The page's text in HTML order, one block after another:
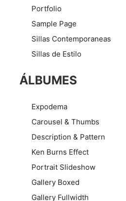
Portfolio
Sample Page
Sillas Contemporaneas
Sillas de Estilo
ÁLBUMES
Expodema
Carousel & Thumbs
Description & Pattern
Ken Burns Effect
Portrait Slideshow
Gallery Boxed
Gallery Fullwidth